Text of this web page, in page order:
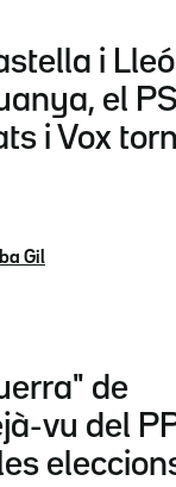
i Lleó
el
i Vox
Gil
de
vu del